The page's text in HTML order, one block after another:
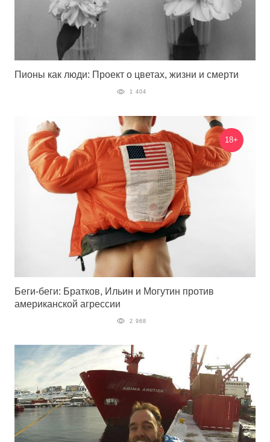
Пионы как люди: Проект о цветах, жизни и смерти
1 404
18+
Беги-беги: Братков, Ильин и Могутин против
американской агрессии
2 968